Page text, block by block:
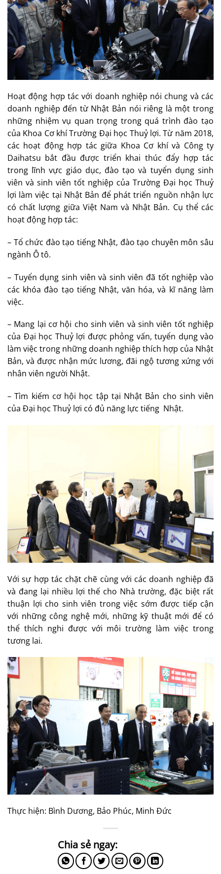
Hoạt động hợp tác với doanh nghiệp nói chung và các
doanh nghiệp đến từ Nhật Bản nói riêng là một trong
những nhiệm vụ quan trọng trong quá trình đào tạo
của Khoa Cơ khí Trường Đại học Thuỷ lợi. Từ năm 2018,
các hoạt động hợp tác giữa Khoa Cơ khí và Công ty
Daihatsu bắt đầu được triển khai thúc đẩy hợp tác
trong lĩnh vực giáo dục, đào tạo và tuyển dụng sinh
viên và sinh viên tốt nghiệp của Trường Đại học Thuỷ
lợi làm việc tại Nhật Bản để phát triển nguồn nhận lực
có chất lượng giữa Việt Nam và Nhật Bản. Cụ thể các
hoạt động hợp tác:
– Tổ chức đào tạo tiếng Nhật, đào tạo chuyên môn sâu
ngành Ô tô.
– Tuyển dụng sinh viên và sinh viên đã tốt nghiệp vào
các khóa đào tạo tiếng Nhật, văn hóa, và kĩ năng làm
việc.
– Mang lại cơ hội cho sinh viên và sinh viên tốt nghiệp
của Đại học Thuỷ lợi được phỏng vấn, tuyển dụng vào
làm việc trong những doanh nghiệp thích hợp của Nhật
Bản, và được nhận mức lương, đãi ngộ tương xứng với
nhân viên người Nhật.
– Tìm kiếm cơ hội học tập tại Nhật Bản cho sinh viên
của Đại học Thuỷ lợi có đủ năng lực tiếng Nhật.
Với sự hợp tác chặt chẽ cùng với các doanh nghiệp đã
và đang lại nhiều lợi thế cho Nhà trường, đặc biệt rất
thuận lợi cho sinh viên trong việc sớm được tiếp cận
với những công nghệ mới, những kỹ thuật mới để có
thể thích nghi được với môi trường làm việc trong
tương lai.
Thực hiện: Bình Dương, Bảo Phúc, Minh Đức